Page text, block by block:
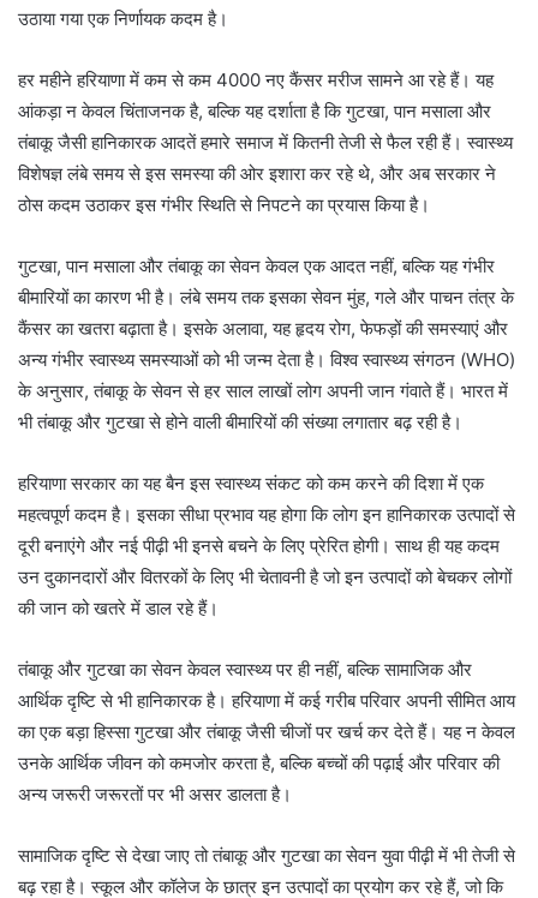
उठाया गया एक निर्णायक कदम है।
हर महीने हरियाणा में कम से कम 4000 नए कैंसर मरीज सामने आ रहे हैं। यह
आंकड़ा न केवल चिंताजनक है, बल्कि यह दर्शाता है कि गुटखा, पान मसाला और
तंबाकू जैसी हानिकारक आदतें हमारे समाज में कितनी तेजी से फैल रही हैं। स्वास्थ्य
विशेषज्ञ लंबे समय से इस समस्या की ओर इशारा कर रहे थे, और अब सरकार ने
ठोस कदम उठाकर इस गंभीर स्थिति से निपटने का प्रयास किया है।
गुटखा, पान मसाला और तंबाकू का सेवन केवल एक आदत नहीं, बल्कि यह गंभीर
बीमारियों का कारण भी है। लंबे समय तक इसका सेवन मुंह, गले और पाचन तंत्र के
कैंसर का खतरा बढ़ाता है। इसके अलावा, यह हृदय रोग, फेफड़ों की समस्याएं और
अन्य गंभीर स्वास्थ्य समस्याओं को भी जन्म देता है। विश्व स्वास्थ्य संगठन (WHO)
के अनुसार, तंबाकू के सेवन से हर साल लाखों लोग अपनी जान गंवाते हैं। भारत में
भी तंबाकू और गुटखा से होने वाली बीमारियों की संख्या लगातार बढ़ रही है।
हरियाणा सरकार का यह बैन इस स्वास्थ्य संकट को कम करने की दिशा में एक
महत्वपूर्ण कदम है। इसका सीधा प्रभाव यह होगा कि लोग इन हानिकारक उत्पादों से
दूरी बनाएंगे और नई पीढ़ी भी इनसे बचने के लिए प्रेरित होगी। साथ ही यह कदम
उन दुकानदारों और वितरकों के लिए भी चेतावनी है जो इन उत्पादों को बेचकर लोगों
की जान को खतरे में डाल रहे हैं।
तंबाकू और गुटखा का सेवन केवल स्वास्थ्य पर ही नहीं, बल्कि सामाजिक और
आर्थिक दृष्टि से भी हानिकारक है। हरियाणा में कई गरीब परिवार अपनी सीमित आय
का एक बड़ा हिस्सा गुटखा और तंबाकू जैसी चीजों पर खर्च कर देते हैं। यह न केवल
उनके आर्थिक जीवन को कमजोर करता है, बल्कि बच्चों की पढ़ाई और परिवार की
अन्य जरूरी जरूरतों पर भी असर डालता है।
सामाजिक दृष्टि से देखा जाए तो तंबाकू और गुटखा का सेवन युवा पीढ़ी में भी तेजी से
बढ़ रहा है। स्कूल और कॉलेज के छात्र इन उत्पादों का प्रयोग कर रहे हैं, जो कि